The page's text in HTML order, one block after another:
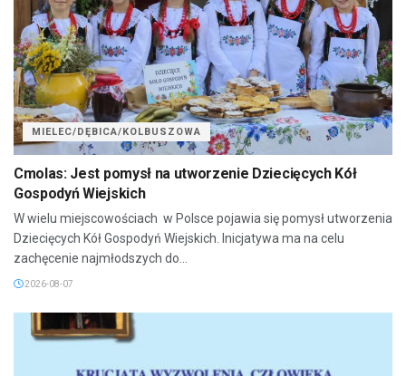
MIELEC/DĘBICA/KOLBUSZOWA
Cmolas: Jest pomysł na utworzenie Dziecięcych Kół
Gospodyń Wiejskich
W wielu miejscowościach w Polsce pojawia się pomysł utworzenia
Dziecięcych Kół Gospodyń Wiejskich. Inicjatywa ma na celu
zachęcenie najmłodszych do...
2026-08-07